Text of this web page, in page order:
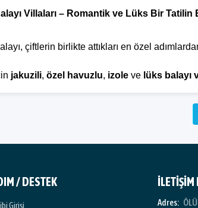
Villaları – Romantik ve Lüks Bir Tatilin
çiftlerin birlikte attıkları en özel
jakuzili, özel havuzlu, izole ve lüks balayı
Balayı Villası Tercih Etmelisiniz?
villaları; konforu, mahremiyeti ve lüksü
tamamen size özel bir tatil deneyimi
/ DESTEK
Girişi
İLETİŞİM
Adres: